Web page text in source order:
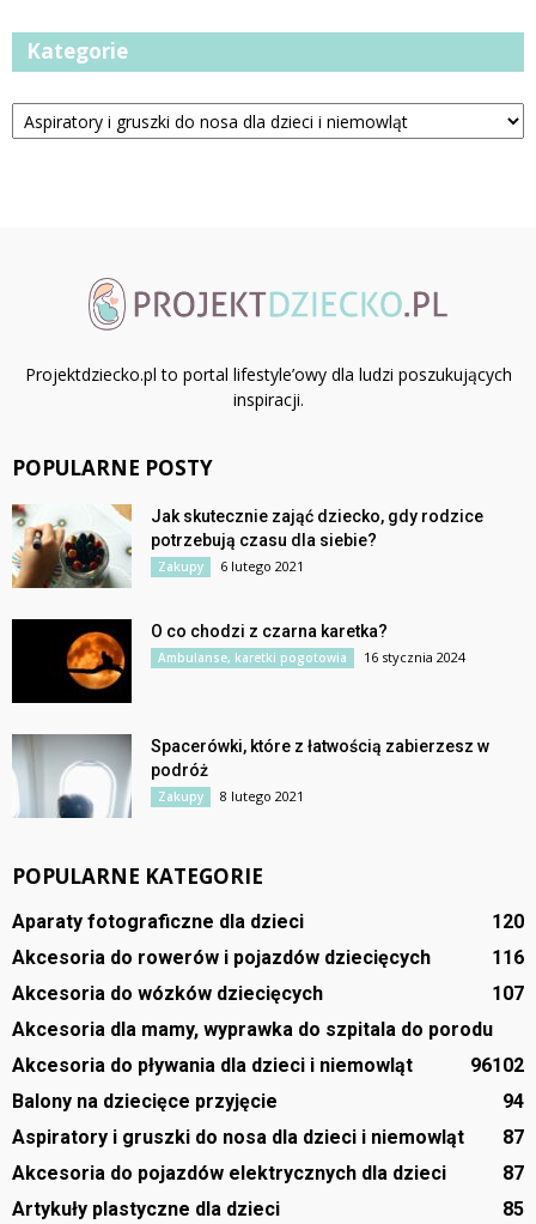
Kategorie
Kategorie
Projektdziecko.pl to portal lifestyle’owy dla ludzi poszukujących
inspiracji.
POPULARNE POSTY
Jak skutecznie zająć dziecko, gdy rodzice
potrzebują czasu dla siebie?
Zakupy 6 lutego 2021
O co chodzi z czarna karetka?
Ambulanse, karetki pogotowia 16 stycznia 2024
Spacerówki, które z łatwością zabierzesz w
podróż
Zakupy 8 lutego 2021
POPULARNE KATEGORIE
Aparaty fotograficzne dla dzieci
120
Akcesoria do rowerów i pojazdów dziecięcych
116
Akcesoria do wózków dziecięcych
107
Akcesoria dla mamy, wyprawka do szpitala do porodu
102
Akcesoria do pływania dla dzieci i niemowląt
96
Balony na dziecięce przyjęcie
94
Aspiratory i gruszki do nosa dla dzieci i niemowląt
87
Akcesoria do pojazdów elektrycznych dla dzieci
87
Artykuły plastyczne dla dzieci
85